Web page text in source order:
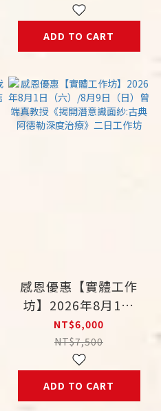
ADD TO CART
感恩優惠【實體工作
坊】2026年8月1日
（六）/8月9日（日）
曾端真教授《揭開潛意
識面紗:古典阿德勒深
度治療》二日工作坊
NT$6,000
NT$7,500
ADD TO CART